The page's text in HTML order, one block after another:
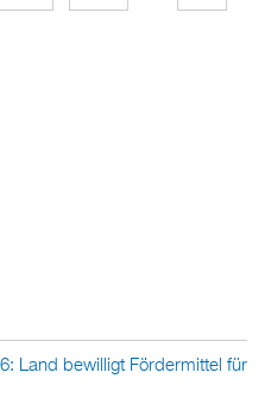
Land bewilligt Fördermittel für